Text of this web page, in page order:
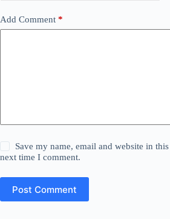
Add Comment *
Save my name, email and website in
next time I comment.
Post Comment